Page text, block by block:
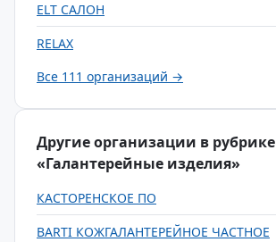
ELT САЛОН
RELAX
Все 111 организаций →
Другие организации в рубрике
«Галантерейные изделия»
КАСТОРЕНСКОЕ ПО
BARTI КОЖГАЛАНТЕРЕЙНОЕ ЧАСТНОЕ